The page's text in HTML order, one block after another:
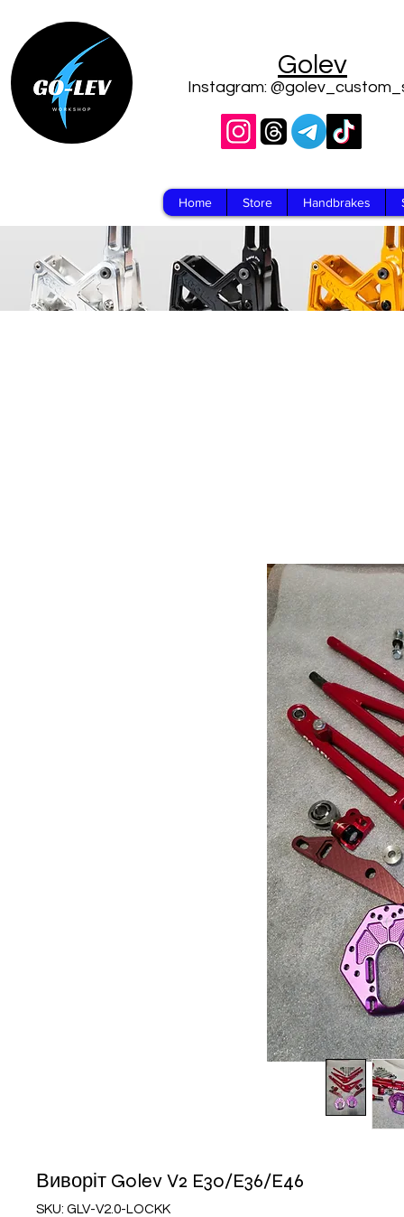
Golev
Instagram:
Home Store Handbrakes
Виворіт Golev V2 E30/E36/E46
SKU: GLV-V2.0-LOCKK